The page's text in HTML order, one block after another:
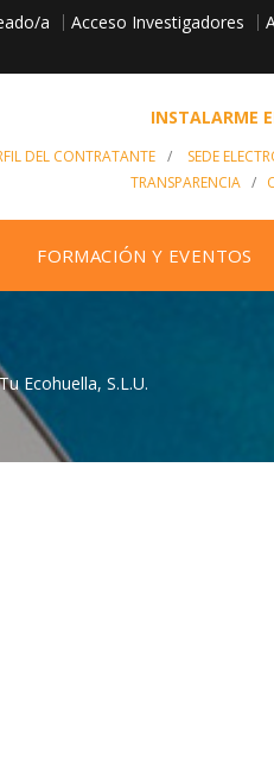
a Acceso Investigadores
INSTALARME
DEL CONTRATANTE / SEDE
TRANSPARENCIA/
FORMACIÓN Y EVENTOS
Ecohuella, S.L.U.